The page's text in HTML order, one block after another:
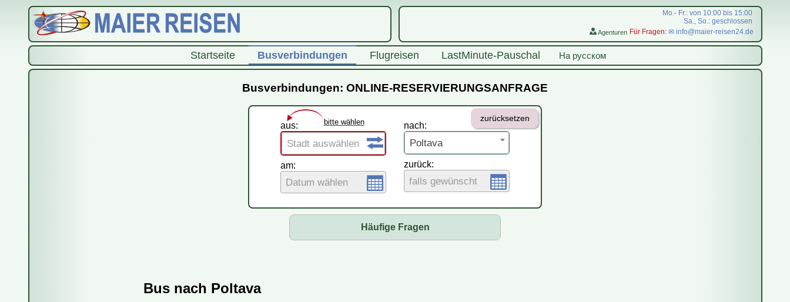
Mo.- Fr.: von 10:00 bis 15:00
Sa., So.: geschlossen
Agenturen Für Fragen: ✉ info@maier-reisen24.de
Startseite Busverbindungen Flugreisen LastMinute-Pauschal На русском
Busverbindungen: ONLINE-RESERVIERUNGSANFRAGE
aus: bitte wählen
Stadt auswählen
am:
Datum wählen
nach:
Poltava
zurücksetzen
zurück:
falls gewünscht
Häufige Fragen
Fahren Reisebusse oder Mini-Busse?
Bus nach Poltava